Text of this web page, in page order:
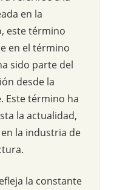
en la
este término
en el término
sido parte del
desde la
Este término ha
la actualidad,
la industria de
la constante